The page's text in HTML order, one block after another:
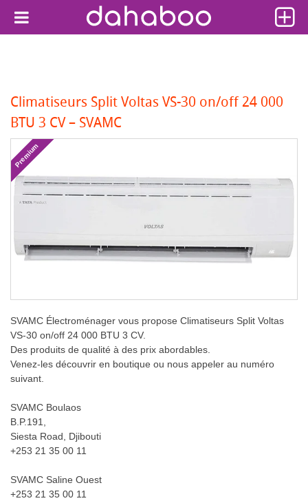
Climatiseurs Split Voltas VS-30 on/off 24 000
BTU 3 CV – SVAMC
Premium
SVAMC Électroménager vous propose Climatiseurs Split Voltas
VS-30 on/off 24 000 BTU 3 CV.
Des produits de qualité à des prix abordables.
Venez-les découvrir en boutique ou nous appeler au numéro
suivant.
SVAMC Boulaos
B.P.191,
Siesta Road, Djibouti
+253 21 35 00 11
SVAMC Saline Ouest
+253 21 35 00 11